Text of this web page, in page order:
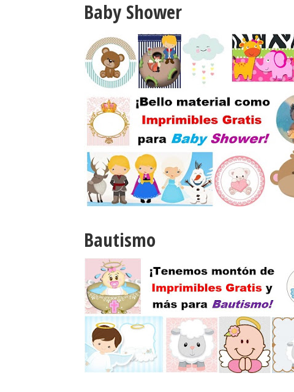
Baby Shower
Bautismo